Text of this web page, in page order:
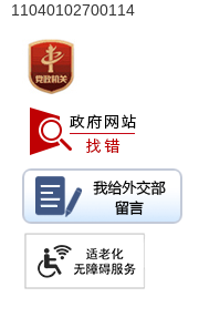
11040102700114